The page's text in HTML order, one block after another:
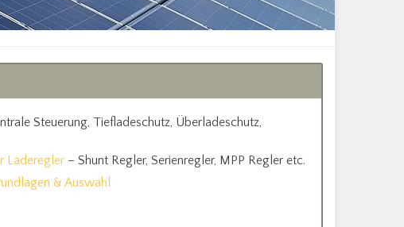
Steuerung, Tiefladeschutz, Überladeschutz,
Laderegler – Shunt Regler, Serienregler, MPP Regler etc.
& Auswahl